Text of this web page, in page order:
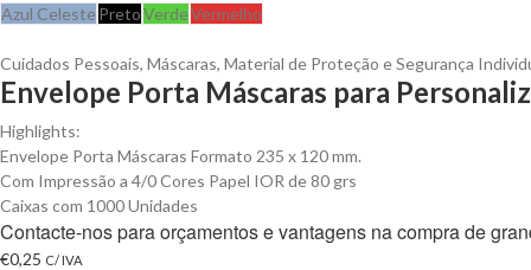
Azul Celeste PretoVerdeVermelho
Cuidados Pessoais, Máscaras, Material de Proteção e Segurança
Envelope Porta Máscaras para
Highlights:
Envelope Porta Máscaras Formato 235 x 120 mm.
Com Impressão a 4/0 Cores Papel IOR de 80 grs
Caixas com 1000 Unidades
Contacte-nos para orçamentos e vantagens na compra de
€0,25 C/ IVA